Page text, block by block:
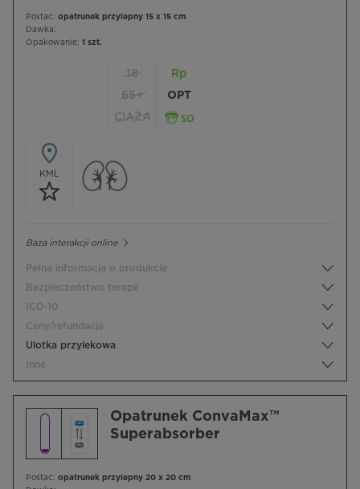
Postać: opatrunek przylepny 15 x 15 cm
Dawka:
Opakowanie: 1 szt.
18
65+
CIĄŻA
Rp
OPT
KML
Baza interakcji online
Pełna informacja o produkcie
Bezpieczeństwo terapii
ICD-10
Ceny/refundacja
Ulotka przylekowa
Inne
Opatrunek ConvaMax™
Superabsorber
Postać: opatrunek przylepny 20 x 20 cm